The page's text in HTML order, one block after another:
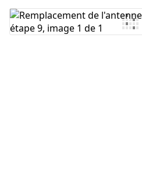
Ajouter un commentaire